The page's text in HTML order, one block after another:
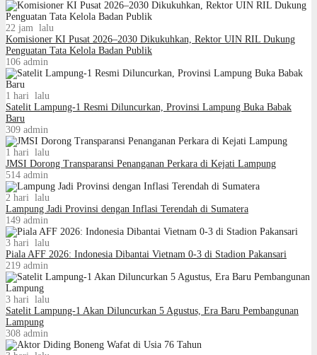
22 jam lalu
Komisioner KI Pusat 2026–2030 Dikukuhkan, Rektor UIN RIL Dukung
Penguatan Tata Kelola Badan Publik
106 admin
1 hari lalu
Satelit Lampung-1 Resmi Diluncurkan, Provinsi Lampung Buka Babak
Baru
309 admin
1 hari lalu
JMSI Dorong Transparansi Penanganan Perkara di Kejati Lampung
514 admin
2 hari lalu
Lampung Jadi Provinsi dengan Inflasi Terendah di Sumatera
149 admin
3 hari lalu
Piala AFF 2026: Indonesia Dibantai Vietnam 0-3 di Stadion Pakansari
219 admin
3 hari lalu
Satelit Lampung-1 Akan Diluncurkan 5 Agustus, Era Baru Pembangunan
Lampung
308 admin